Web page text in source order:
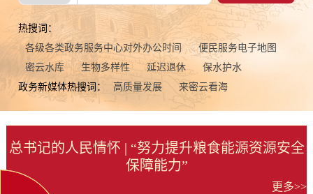
热搜词：
各级各类政务服务中心对外办公时间
便民服务电子地图
密云水库
生物多样性 延迟退休
保水护水
政务新媒体热搜词：
高质量发展 来密云看海
总书记的人民情怀 | “努力提升粮食能源资源安全
保障能力”
更多>>